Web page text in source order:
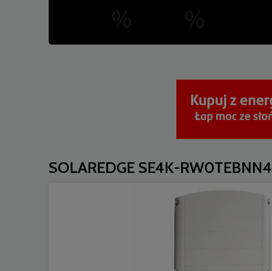
SOLAREDGE SE4K-RW0TEBNN4